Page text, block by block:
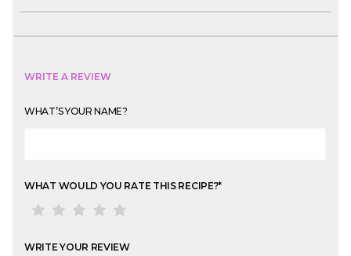
WRITE A REVIEW
WHAT’S YOUR NAME?
WHAT WOULD YOU RATE THIS RECIPE?*
WRITE YOUR REVIEW